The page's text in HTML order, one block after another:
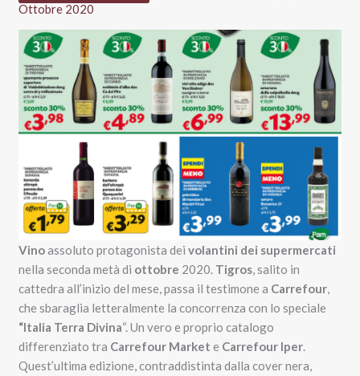
Ottobre 2020
Vinoassoluto protagonista deivolantini dei supermercati
nella seconda metà di ottobre 2020. Tigros, salito in
cattedra all’inizio del mese, passa il testimone a Carrefour,
che sbaraglia letteralmente la concorrenza con lo speciale
“Italia Terra Divina“. Un vero e proprio catalogo
differenziato tra Carrefour Market e Carrefour Iper.
Quest’ultima edizione, contraddistinta dalla cover nera,